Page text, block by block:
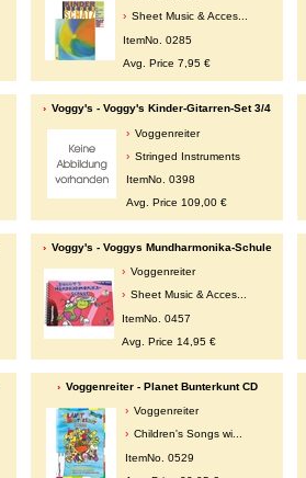
Sheet Music & Acces...
ItemNo. 0285
Avg. Price 7,95 €
Voggy's - Voggy's Kinder-Gitarren-Set 3/4
Voggenreiter
Stringed Instruments
ItemNo. 0398
Avg. Price 109,00 €
Voggy's - Voggys Mundharmonika-Schule
Voggenreiter
Sheet Music & Acces...
ItemNo. 0457
Avg. Price 14,95 €
Voggenreiter - Planet Bunterkunt CD
Voggenreiter
Children's Songs wi...
ItemNo. 0529